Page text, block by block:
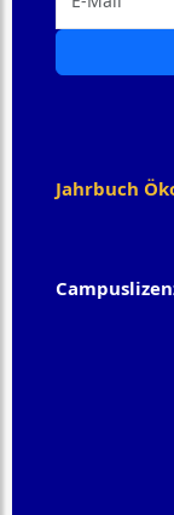
Jahrbuch